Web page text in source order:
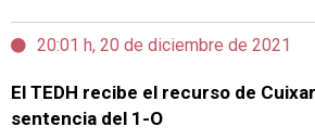
20:01 h, 20 de diciembre de 2021
El TEDH recibe el recurso de
sentencia del 1-O